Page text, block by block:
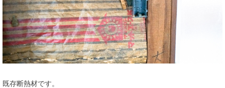
既存断熱材です。